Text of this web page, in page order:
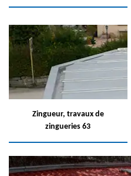
Zingueur, travaux de
zingueries 63